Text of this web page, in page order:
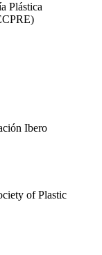
Plástica
Ibero
of Plastic